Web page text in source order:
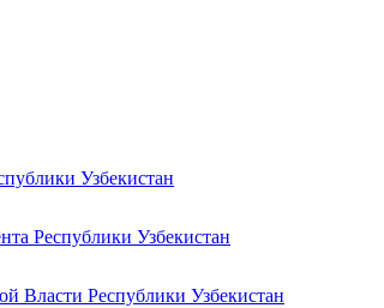
Узбекистан
Республики Узбекистан
Власти Республики Узбекистан